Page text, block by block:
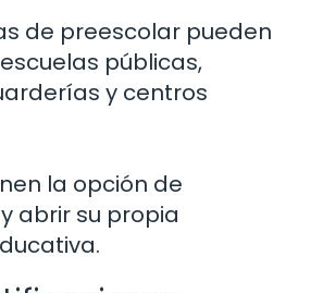
de preescolar pueden
públicas,
y centros
la opción de
abrir su propia